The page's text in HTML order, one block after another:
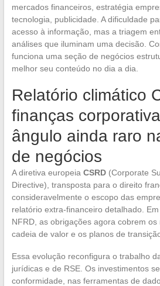
mercados financeiros, estratégia
tecnologia, publicidade. A dificuldade
acesso à informação, mas a triagem
análises que iluminam uma decisão.
funciona uma seção de negócios
melhor seu conteúdo no dia a dia.
Relatório climático
finanças
ângulo ainda raro
de negócios
A diretiva europeia CSRD(Corporate
Directive), transposta para o direito
consideravelmente o escopo das
relatório extra-financeiro detalhado.
NFRD, as obrigações agora cobrem
cadeia de valor e os planos de
Essa evolução reconfigura o trabalho
jurídicas e de RSE. Os investimentos
conformidade, nas ferramentas de